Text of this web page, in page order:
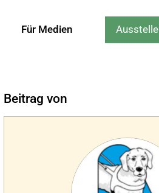
Für Medien
Beitrag von